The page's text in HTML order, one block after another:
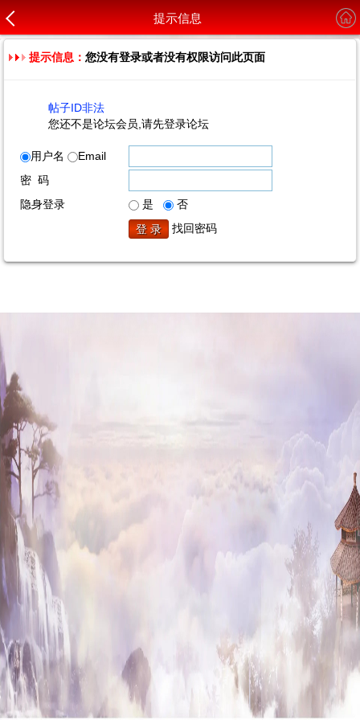
提示信息
提示信息：您没有登录或者没有权限访问此页面
帖子ID非法
您还不是论坛会员,请先登录论坛
用户名
Email
密 码
隐身登录
是
否
找回密码